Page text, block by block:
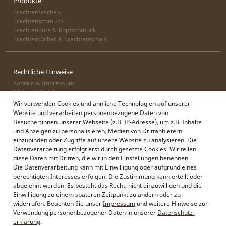
Trachtentaschen
Trachtenschmuck
Trachtenhüte & Kopfschmuck
Trachtentücher & Trachtenschals
Rechtliche Hinweise
Kontakt & Impressum
Widerrufsbelehrung
Zahlung & Lieferung
Datenschutz
AGB
Alpenflüstern
Philosophie
Händlerbereich
Firmenkunden
Sonderanfertigungen
Pressebereich
Kontakt & Impressum
Wir verwenden Cookies und ähnliche Technologien auf unserer
Website und verarbeiten personenbezogene Daten von
Besucher:innen unserer Webseite (z.B. IP-Adresse), um z.B. Inhalte
und Anzeigen zu personalisieren, Medien von Drittanbietern
einzubinden oder Zugriffe auf unsere Website zu analysieren. Die
Datenverarbeitung erfolgt erst durch gesetzte Cookies. Wir teilen
diese Daten mit Dritten, die wir in den Einstellungen benennen.
Die Datenverarbeitung kann mit Einwilligung oder aufgrund eines
berechtigten Interesses erfolgen. Die Zustimmung kann erteilt oder
abgelehnt werden. Es besteht das Recht, nicht einzuwilligen und die
Einwilligung zu einem späteren Zeitpunkt zu ändern oder zu
widerrufen. Beachten Sie unserImpressum und weitere Hinweise zur
Verwendung personenbezogener Daten in unserer Daten­schutz­
erklärung.